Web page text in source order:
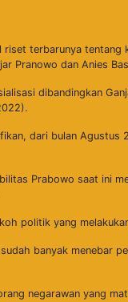
terbarunya
Pranowo dan Anies
dibandingkan
dari bulan
Prabowo saat ini
politik yang
banyak menebar
negarawan yang